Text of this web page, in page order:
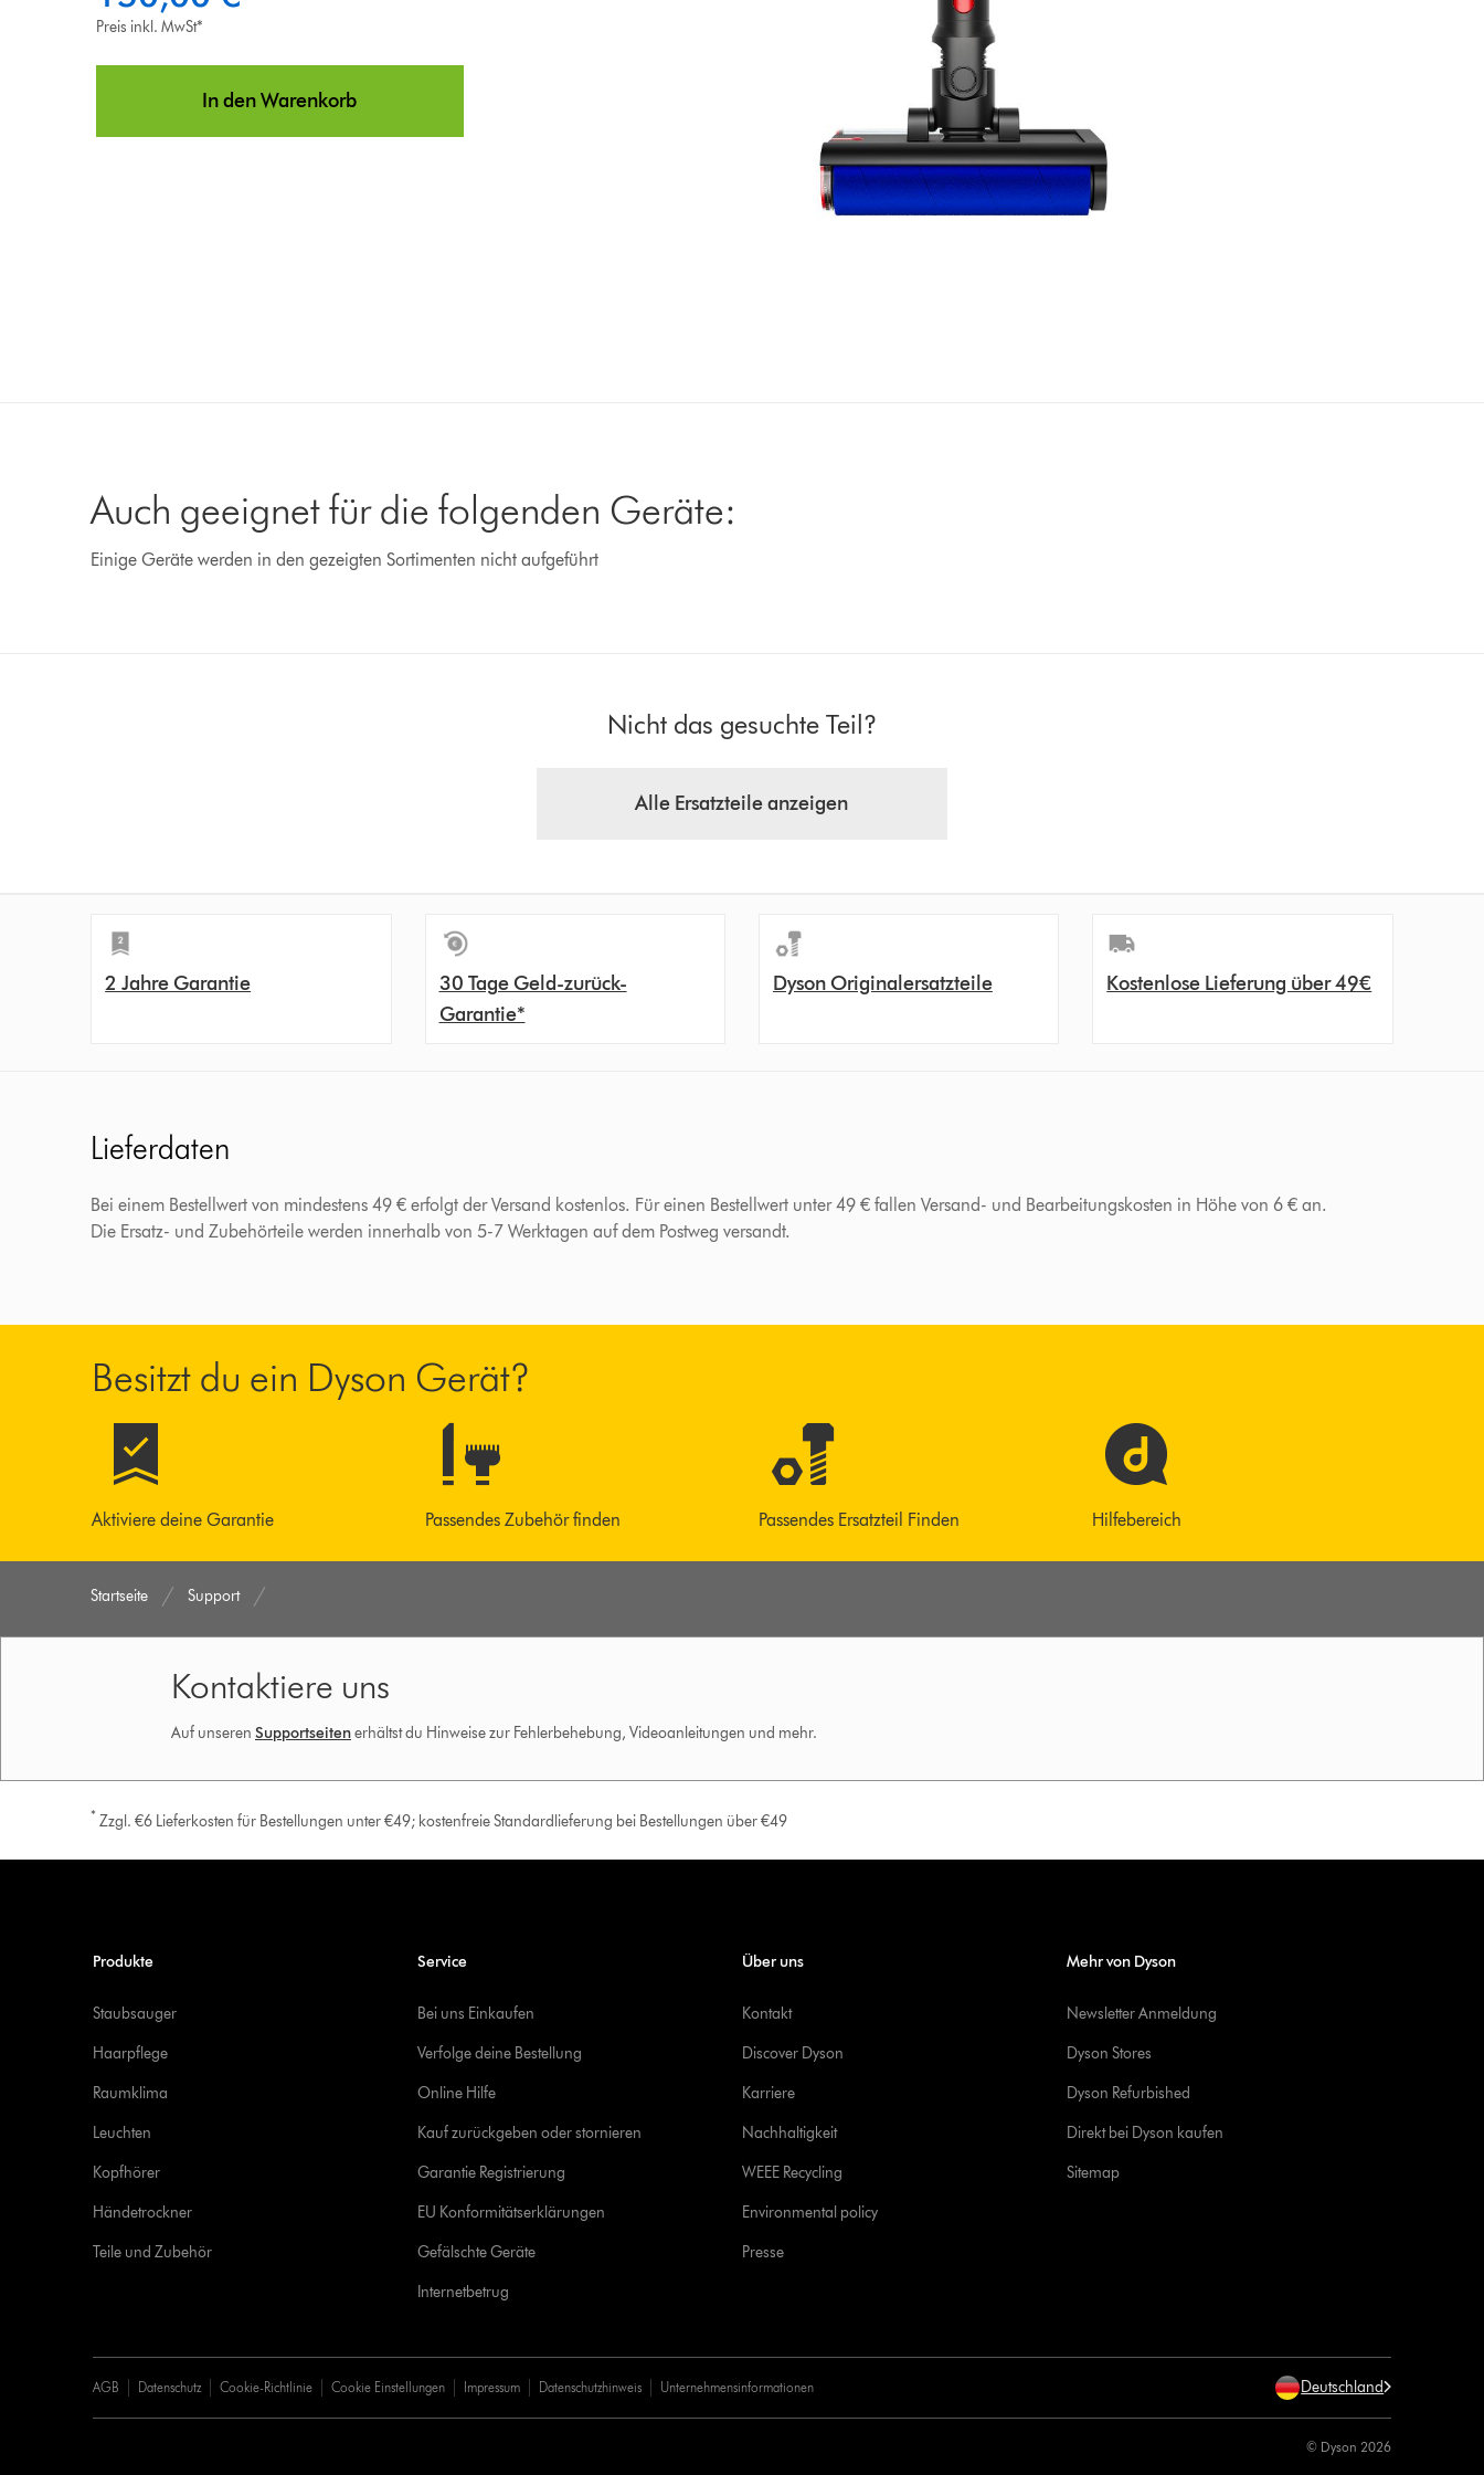
Preis inkl. MwSt*
In den Warenkorb
Auch geeignet für die folgenden Geräte:
Einige Geräte werden in den gezeigten Sortimenten nicht aufgeführt
Nicht das gesuchte Teil?
Alle Ersatzteile anzeigen
2 Jahre Garantie
30 Tage Geld-zurück-
Garantie*
Dyson Originalersatzteile Kostenlose Lieferung über 49€
Lieferdaten
Bei einem Bestellwert von mindestens 49 € erfolgt der Versand kostenlos. Für einen Bestellwert unter 49 € fallen Versand- und Bearbeitungskosten in Höhe von 6 € an.
Die Ersatz- und Zubehörteile werden innerhalb von 5-7 Werktagen auf dem Postweg versandt.
Besitzt du ein Dyson Gerät?
Aktiviere deine Garantie Passendes Zubehör finden Passendes Ersatzteil Finden Hilfebereich
Startseite Support
Kontaktiere uns
Auf unseren Supportseitenerhältst du Hinweise zur Fehlerbehebung, Videoanleitungen und mehr.
* Zzgl. €6 Lieferkosten für Bestellungen unter €49; kostenfreie Standardlieferung bei Bestellungen über €49
Produkte
Staubsauger
Haarpflege
Raumklima
Leuchten
Kopfhörer
Händetrockner
Teile und Zubehör
Service
Bei uns Einkaufen
Verfolge deine Bestellung
Online Hilfe
Kauf zurückgeben oder stornieren
Garantie Registrierung
EU Konformitätserklärungen
Gefälschte Geräte
Internetbetrug
Über uns
Kontakt
Discover Dyson
Karriere
Nachhaltigkeit
WEEE Recycling
Environmental policy
Presse
Mehr von Dyson
Newsletter Anmeldung
Dyson Stores
Dyson Refurbished
Direkt bei Dyson kaufen
Sitemap
AGB Datenschutz Cookie-Richtlinie Cookie Einstellungen Impressum Datenschutzhinweis Unternehmensinformationen Deutschland
© Dyson 2026